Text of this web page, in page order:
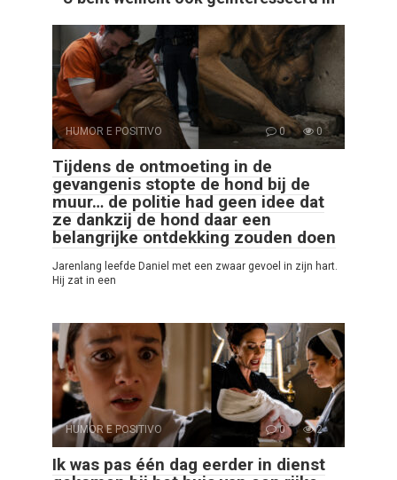
HUMOR E POSITIVO 0 0
Tijdens de ontmoeting in de
gevangenis stopte de hond bij de
muur… de politie had geen idee dat
ze dankzij de hond daar een
belangrijke ontdekking zouden doen
Jarenlang leefde Daniel met een zwaar gevoel in zijn hart.
Hij zat in een
HUMOR E POSITIVO 0 2
Ik was pas één dag eerder in dienst